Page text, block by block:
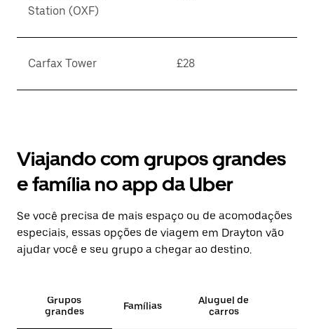
Station (OXF)
Carfax Tower £28
Viajando com grupos grandes
e família no app da Uber
Se você precisa de mais espaço ou de acomodações
especiais, essas opções de viagem em Drayton vão
ajudar você e seu grupo a chegar ao destino.
Grupos
grandes
Famílias
Aluguel de
carros